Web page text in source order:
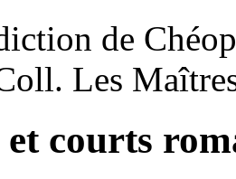
de
Les
courts